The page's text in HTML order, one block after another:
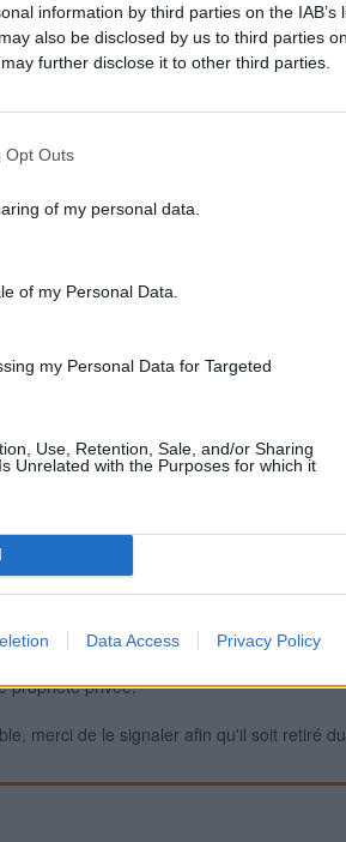
information by third parties on the IAB’s
also be disclosed by us to third parties
further disclose it to other third parties.
Opt Outs
of my personal data.
of my Personal Data.
my Personal Data for Targeted
Use, Retention, Sale, and/or Sharing
Unrelated with the Purposes for which it
Data Access Privacy Policy
garantie. Avant d'utiliser un point
propriété privée.
merci de le signaler afin qu'il soit retiré